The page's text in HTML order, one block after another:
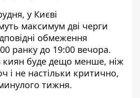
у Києві
максимум дві черги
обмеження
ранку до 19:00 вечора.
киян буде дещо менше, ніж
і не настільки критично,
тижня.